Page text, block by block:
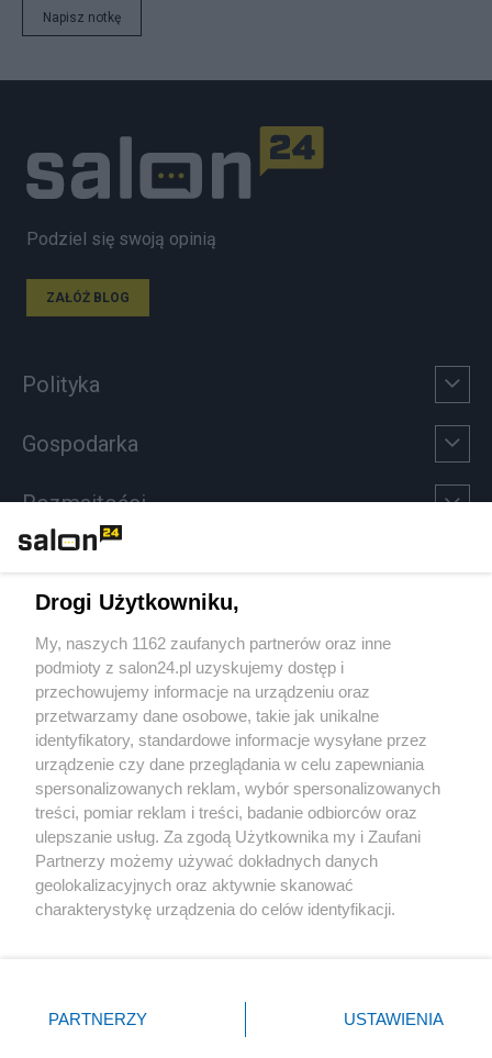
Napisz notkę
Podziel się swoją opinią
ZAŁÓŻ BLOG
Polityka
Gospodarka
Rozmaitości
Sport
Społeczeństwo
Kultura
X Facebook Instagram Youtube
Drogi Użytkowniku,
My, naszych 1162 zaufanych partnerów oraz inne
podmioty z salon24.pl uzyskujemy dostęp i
przechowujemy informacje na urządzeniu oraz
przetwarzamy dane osobowe, takie jak unikalne
identyfikatory, standardowe informacje wysyłane przez
urządzenie czy dane przeglądania w celu zapewniania
spersonalizowanych reklam, wybór spersonalizowanych
treści, pomiar reklam i treści, badanie odbiorców oraz
ulepszanie usług. Za zgodą Użytkownika my i Zaufani
Partnerzy możemy używać dokładnych danych
geolokalizacyjnych oraz aktywnie skanować
charakterystykę urządzenia do celów identyfikacji.
zmienić/wycofać klikając przycisk ustawień prywatności
znajdujący się w lewym dolnym rogu strony
PARTNERZY USTAWIENIA